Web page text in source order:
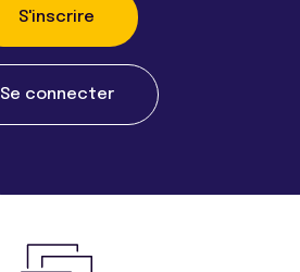
S'inscrire
Se connecter